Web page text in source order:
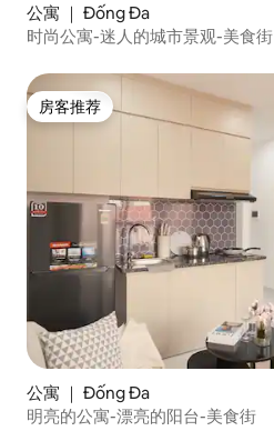
公寓 ｜ Đống Đa
时尚公寓-迷人的城市景观-美食街
房客推荐
房客推荐
公寓 ｜ Đống Đa
明亮的公寓-漂亮的阳台-美食街